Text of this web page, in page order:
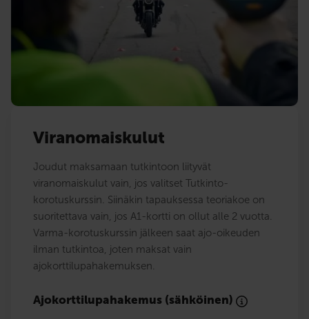
Viranomaiskulut
Joudut maksamaan tutkintoon liityvät
viranomaiskulut vain, jos valitset Tutkinto-
korotuskurssin. Siinäkin tapauksessa teoriakoe on
suoritettava vain, jos A1-kortti on ollut alle 2 vuotta.
Varma-korotuskurssin jälkeen saat ajo-oikeuden
ilman tutkintoa, joten maksat vain
ajokorttilupahakemuksen.
Ajokorttilupahakemus (sähköinen)